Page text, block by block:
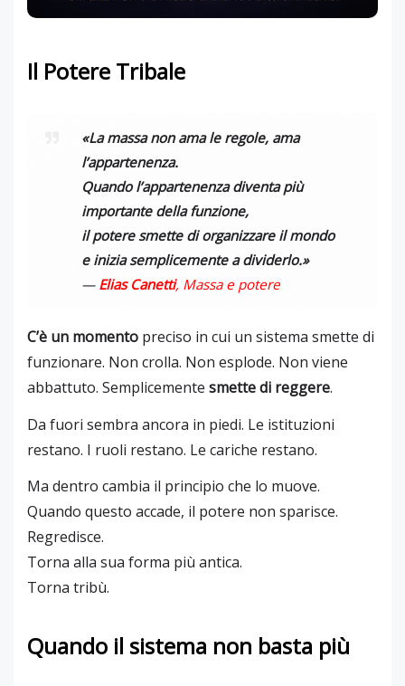
Il Potere Tribale
«La massa non ama le regole, ama
l’appartenenza.
Quando l’appartenenza diventa più
importante della funzione,
il potere smette di organizzare il mondo
e inizia semplicemente a dividerlo.»
— Elias Canetti, Massa e potere
C’è un momento preciso in cui un sistema smette di
funzionare. Non crolla. Non esplode. Non viene
abbattuto. Semplicemente smette di reggere.
Da fuori sembra ancora in piedi. Le istituzioni
restano. I ruoli restano. Le cariche restano.
Ma dentro cambia il principio che lo muove.
Quando questo accade, il potere non sparisce.
Regredisce.
Torna alla sua forma più antica.
Torna tribù.
Quando il sistema non basta più